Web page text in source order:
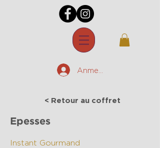
Anmelden
< Retour au coffret
Epesses
Instant Gourmand